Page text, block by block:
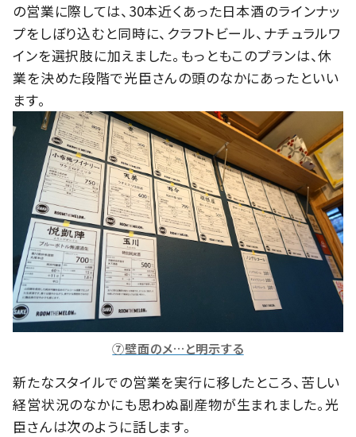
の営業に際しては、30本近くあった日本酒のラインナッ
プをしぼり込むと同時に、クラフトビール、ナチュラルワ
インを選択肢に加えました。もっともこのプランは、休
業を決めた段階で光臣さんの頭のなかにあったといい
ます。
⑦壁面のメ…と明示する
新たなスタイルでの営業を実行に移したところ、苦しい
経営状況のなかにも思わぬ副産物が生まれました。光
臣さんは次のように話します。